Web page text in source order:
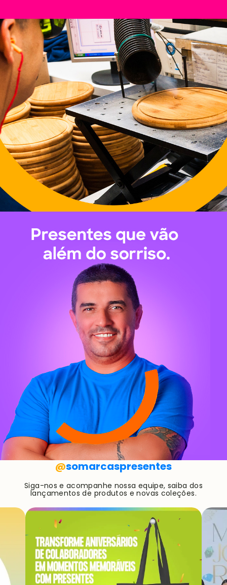
@somarcaspresentes
Siga-nos e acompanhe nossa equipe, saiba dos
lançamentos de produtos e novas coleções.